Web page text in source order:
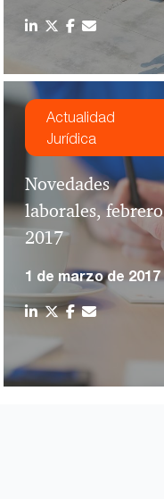
Actualidad
Jurídica
Novedades
laborales, febrero
2017
1 de marzo de 2017